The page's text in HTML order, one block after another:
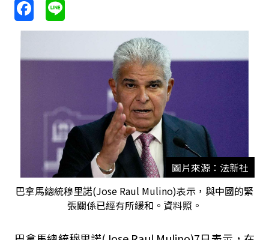
圖片來源：法新社
巴拿馬總統穆里諾(Jose Raul Mulino)表示，與中國的緊
張關係已經有所緩和。資料照。